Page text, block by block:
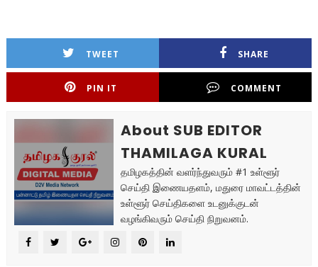
TWEET SHARE
PIN IT COMMENT
About SUB EDITOR
THAMILAGA KURAL
தமிழகத்தின் வளர்ந்துவரும் #1 உள்ளூர்
செய்தி இணையதளம், மதுரை மாவட்டத்தின்
உள்ளூர் செய்திகளை உடனுக்குடன்
வழங்கிவரும் செய்தி நிறுவனம்.